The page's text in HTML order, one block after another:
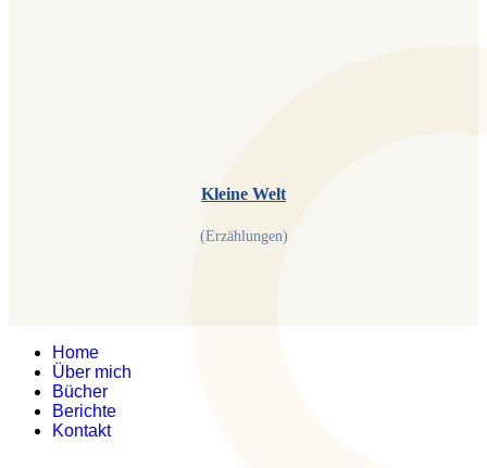
Kleine Welt
(Erzählungen)
Home
Über mich
Bücher
Berichte
Kontakt